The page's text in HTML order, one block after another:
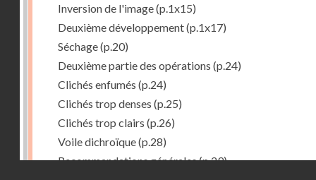
Inversion de l'image(p.1x15)
Deuxième développement(p.1x17)
Séchage(p.20)
Deuxième partie des opérations (p.24)
Clichés enfumés (p.24)
Clichés trop denses (p.25)
Clichés trop clairs (p.26)
Voile dichroïque(p.28)
Recommandations générales(p.29)